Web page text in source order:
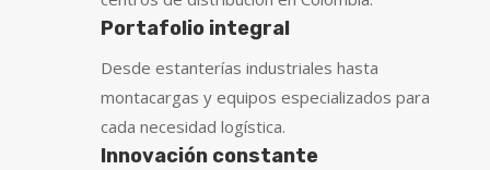
Portafolio integral
Desde estanterías industriales hasta
montacargas y equipos especializados para
cada necesidad logística.
Innovación constante